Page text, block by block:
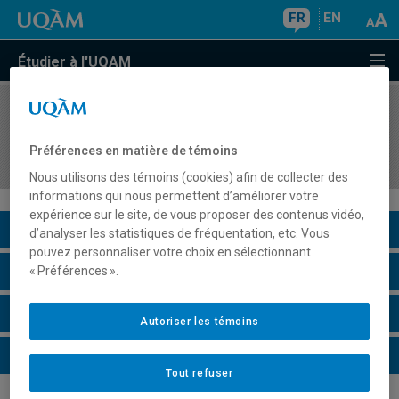
FR EN
Étudier à l'UQAM
COURS//
dispositifs de formation des adultes
Description du cours
Horaire - Été 2026
Horaire - Automne 2026
Horaire - Hiver 2027
Préférences en matière de témoins
Nous utilisons des témoins (cookies) afin de collecter des
informations qui nous permettent d’améliorer votre
expérience sur le site, de vous proposer des contenus vidéo,
d’analyser les statistiques de fréquentation, etc. Vous
pouvez personnaliser votre choix en sélectionnant
« Préférences ».
Tout refuser
Autoriser les témoins